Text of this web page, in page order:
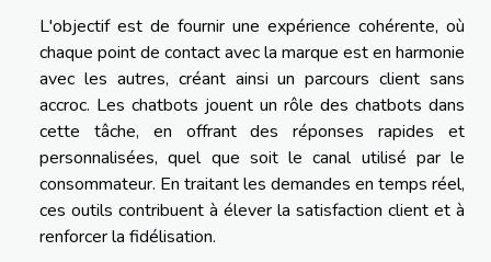
L'objectif est de fournir une expérience cohérente, où
chaque point de contact avec la marque est en harmonie
avec les autres, créant ainsi un parcours client sans
accroc. Les chatbots jouent un rôle des chatbots dans
cette tâche, en offrant des réponses rapides et
personnalisées, quel que soit le canal utilisé par le
consommateur. En traitant les demandes en temps réel,
ces outils contribuent à élever la satisfaction client et à
renforcer la fidélisation.